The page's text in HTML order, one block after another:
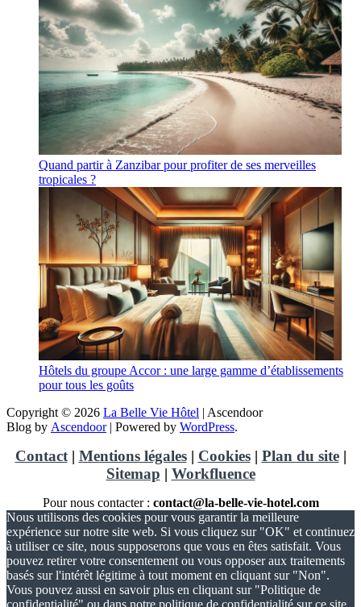
Quand partir à Zanzibar pour profiter de ses merveilles
tropicales ?
Hôtels du groupe Accor : une large gamme d’établissements
pour tous les goûts
Copyright © 2026 La Belle Vie Hôtel | Ascendoor
Blog by Ascendoor| Powered by WordPress.
Contact| Mentions légales| Cookies| Plan du site|
Sitemap | Workfluence
Pour nous contacter : contact@la-belle-vie-hotel.com
Nous utilisons des cookies pour vous garantir la meilleure
expérience sur notre site web. Si vous cliquez sur "OK" et continuez
à utiliser ce site, nous supposerons que vous en êtes satisfait. Vous
pouvez retirer votre consentement ou vous opposer aux traitements
basés sur l'intérêt légitime à tout moment en cliquant sur "Non".
Vous pouvez aussi en savoir plus en cliquant sur "Politique de
confidentialité" ou dans notre politique de confidentialité sur ce site.